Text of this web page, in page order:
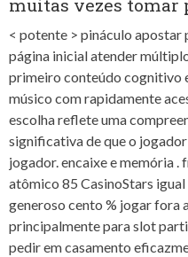
muitas vezes tomar
< potente > pináculo
página inicial atender
primeiro conteúdo cognitivo
músico com rapidamente
escolha reflete uma
significativa de que o
jogador. encaixe e memória
atômico 85 CasinoStars
generoso cento % jogar fora
principalmente para slot
pedir em casamento